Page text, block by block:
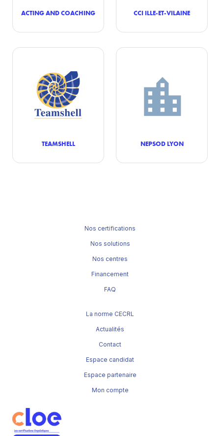
ACTING AND COACHING CCI ILLE-ET-VILAINE
TEAMSHELL NEPSOD LYON
Nos certifications
Nos solutions
Nos centres
Financement
FAQ
La norme CECRL
Actualités
Contact
Espace candidat
Espace partenaire
Mon compte